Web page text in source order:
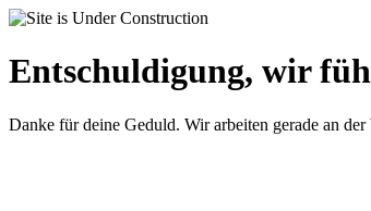
Entschuldigung, wir
Danke für deine Geduld. Wir arbeiten gerade an